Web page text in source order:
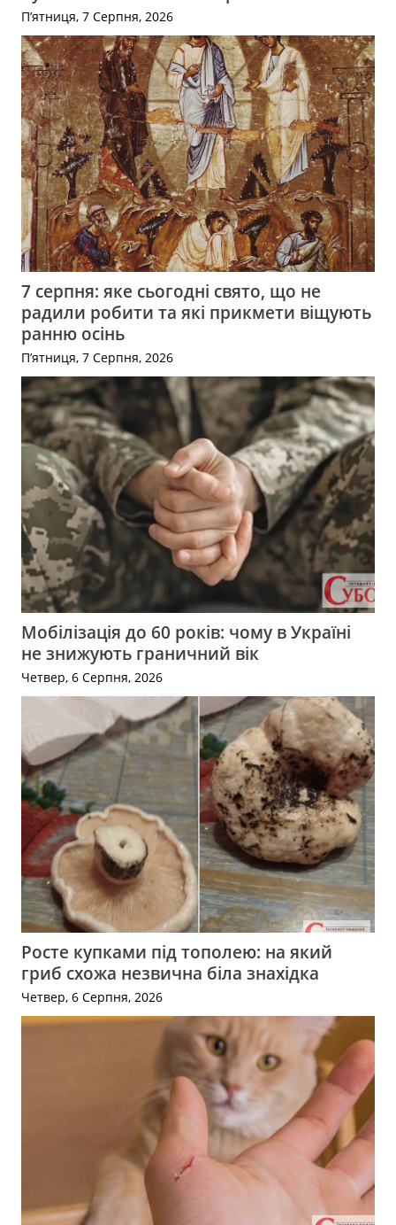
П’ятниця, 7 Серпня, 2026
7 серпня: яке сьогодні свято, що не
радили робити та які прикмети віщують
ранню осінь
П’ятниця, 7 Серпня, 2026
Мобілізація до 60 років: чому в Україні
не знижують граничний вік
Четвер, 6 Серпня, 2026
Росте купками під тополею: на який
гриб схожа незвична біла знахідка
Четвер, 6 Серпня, 2026